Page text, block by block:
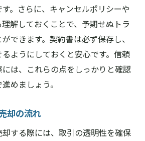
。さらに、キャンセルポリシーや
解しておくことで、予期せぬトラ
できます。契約書は必ず保存し、
ようにしておくと安心です。信頼
は、これらの点をしっかりと確認
めましょう。
却の流れ
する際には、取引の透明性を確保